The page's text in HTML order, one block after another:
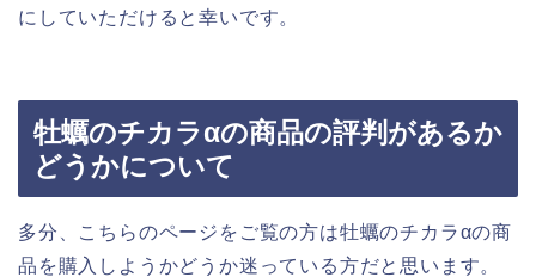
にしていただけると幸いです。
牡蠣のチカラαの商品の評判があるか
どうかについて
多分、こちらのページをご覧の方は牡蠣のチカラαの商
品を購入しようかどうか迷っている方だと思います。